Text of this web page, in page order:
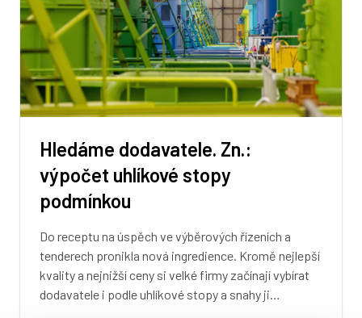
Hledáme dodavatele. Zn.:
výpočet uhlíkové stopy
podmínkou
Do receptu na úspěch ve výběrových řízeních a
tenderech pronikla nová ingredience. Kromě nejlepší
kvality a nejnižší ceny si velké firmy začínají vybírat
dodavatele i podle uhlíkové stopy a snahy ji…